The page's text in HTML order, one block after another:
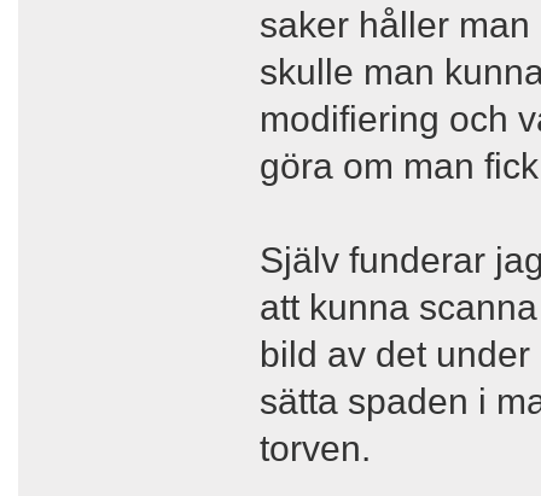
saker håller
skulle man
modifiering och
göra om man
Själv funderar
att kunna
bild av det
sätta spaden i
torven.